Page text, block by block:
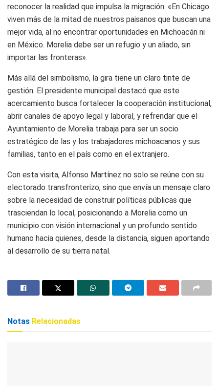
reconocer la realidad que impulsa la migración: «En Chicago
viven más de la mitad de nuestros paisanos que buscan una
mejor vida, al no encontrar oportunidades en Michoacán ni
en México. Morelia debe ser un refugio y un aliado, sin
importar las fronteras».
Más allá del simbolismo, la gira tiene un claro tinte de
gestión. El presidente municipal destacó que este
acercamiento busca fortalecer la cooperación institucional,
abrir canales de apoyo legal y laboral, y refrendar que el
Ayuntamiento de Morelia trabaja para ser un socio
estratégico de las y los trabajadores michoacanos y sus
familias, tanto en el país como en el extranjero.
Con esta visita, Alfonso Martínez no solo se reúne con su
electorado transfronterizo, sino que envía un mensaje claro
sobre la necesidad de construir políticas públicas que
trasciendan lo local, posicionando a Morelia como un
municipio con visión internacional y un profundo sentido
humano hacia quienes, desde la distancia, siguen aportando
al desarrollo de su tierra natal.
Notas Relacionadas